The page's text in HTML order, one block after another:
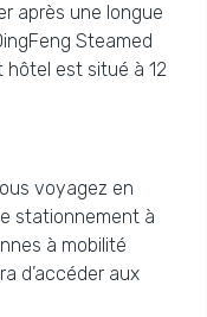
après une longue
Steamed
hôtel est situé à 12
voyagez en
stationnement à
à mobilité
d’accéder aux